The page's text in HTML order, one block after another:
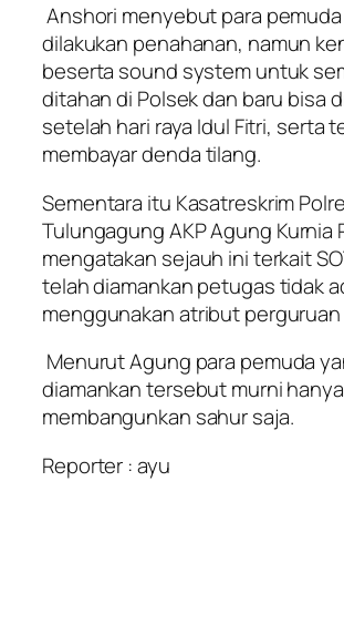
Anshori menyebut para
dilakukan penahanan, namun
beserta sound system untuk
ditahan di Polsek dan baru bisa
setelah hari raya Idul Fitri, serta
membayar denda tilang.
Sementara itu Kasatreskrim
Tulungagung AKP Agung Kurnia
mengatakan sejauh ini terkait
telah diamankan petugas tidak
menggunakan atribut perguruan
Menurut Agung para pemuda
diamankan tersebut murni
membangunkan sahur saja.
Reporter : ayu